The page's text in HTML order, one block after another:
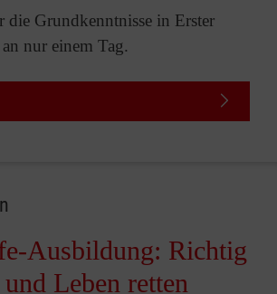
die Grundkenntnisse in Erster
nur einem Tag.
Ausbildung: Richtig
Leben retten